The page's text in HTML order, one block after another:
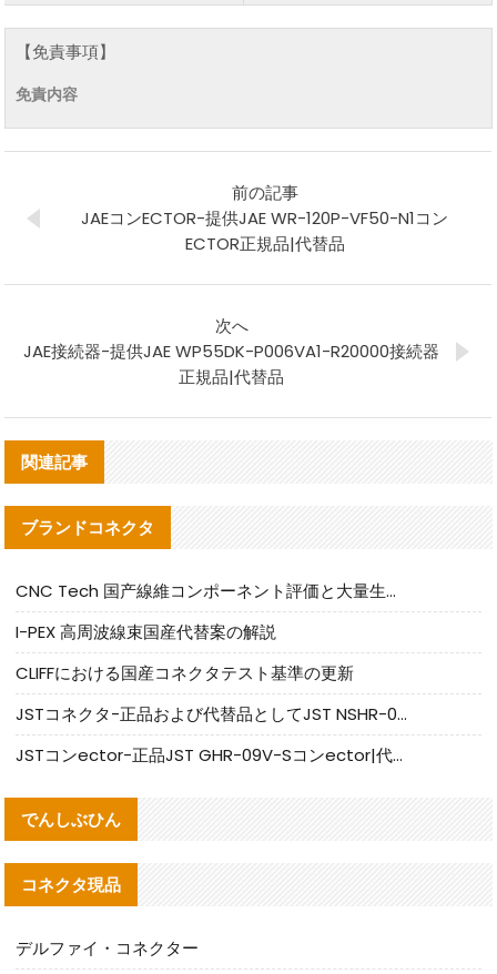
【免責事項】
免責内容
前の記事
JAEコンECTOR-提供JAE WR-120P-VF50-N1コン
ECTOR正規品|代替品
次へ
JAE接続器-提供JAE WP55DK-P006VA1-R20000接続器
正規品|代替品
関連記事
ブランドコネクタ
CNC Tech 国产線維コンポーネント評価と大量生産適合ガイド
I-PEX 高周波線束国産代替案の解説
CLIFFにおける国産コネクタテスト基準の更新
JSTコネクタ-正品および代替品としてJST NSHR-02V-Sコネクタを提供します
JSTコンector-正品JST GHR-09V-Sコンector|代替品提供
でんしぶひん
コネクタ現品
デルファイ・コネクター